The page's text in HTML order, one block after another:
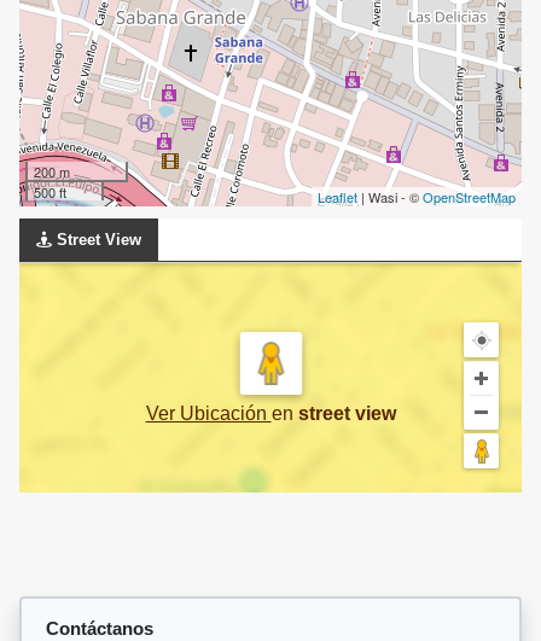
200 m
500 ft
Leaflet | Wasi - ©OpenStreetMap
Street View
Ver Ubicación en street view
Contáctanos